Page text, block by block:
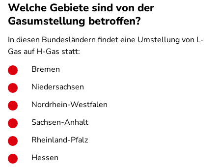
Welche Gebiete sind von der
Gasumstellung betroffen?
In diesen Bundesländern findet eine Umstellung von L-
Gas auf H-Gas statt:
Bremen
Niedersachsen
Nordrhein-Westfalen
Sachsen-Anhalt
Rheinland-Pfalz
Hessen